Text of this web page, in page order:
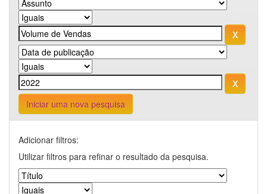
Iniciar uma nova pesquisa
Adicionar filtros:
Utilizar filtros para refinar o resultado da pesquisa.